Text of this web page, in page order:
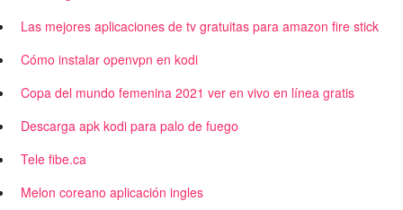
Las mejores aplicaciones de tv gratuitas para amazon fire stick
Cómo instalar openvpn en kodi
Copa del mundo femenina 2021 ver en vivo en línea gratis
Descarga apk kodi para palo de fuego
Tele fibe.ca
Melon coreano aplicación ingles